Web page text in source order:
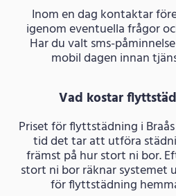
Inom en dag kontaktar
igenom eventuella frågor
Har du valt sms-
mobil dagen innan
Vad kostar
Priset för flyttstädning i
tid det tar att utföra
främst på hur stort ni bor.
stort ni bor räknar systemet
för flyttstädning